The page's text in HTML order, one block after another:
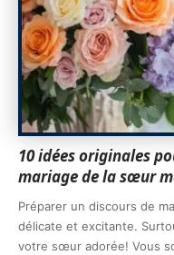
10 idées originales
mariage de la sœur
Préparer un discours de
délicate et excitante.
votre sœur adorée! Vous